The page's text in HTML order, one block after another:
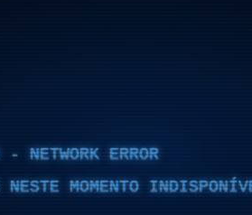
NETWORK ERROR
NESTE MOMENTO